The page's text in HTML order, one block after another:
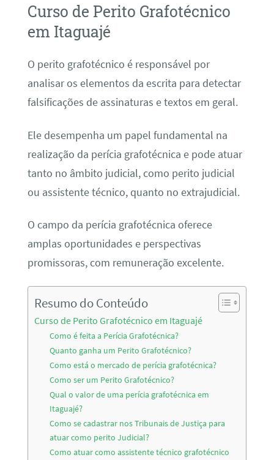
Curso de Perito Grafotécnico
em Itaguajé
O perito grafotécnico é responsável por
analisar os elementos da escrita para detectar
falsificações de assinaturas e textos em geral.
Ele desempenha um papel fundamental na
realização da perícia grafotécnica e pode atuar
tanto no âmbito judicial, como perito judicial
ou assistente técnico, quanto no extrajudicial.
O campo da perícia grafotécnica oferece
amplas oportunidades e perspectivas
promissoras, com remuneração excelente.
Resumo do Conteúdo
Curso de Perito Grafotécnico em Itaguajé
Como é feita a Perícia Grafotécnica?
Quanto ganha um Perito Grafotécnico?
Como está o mercado de perícia grafotécnica?
Como ser um Perito Grafotécnico?
Qual o valor de uma perícia grafotécnica em
Itaguajé?
Como se cadastrar nos Tribunais de Justiça para
atuar como perito Judicial?
Como atuar como assistente técnico grafotécnico